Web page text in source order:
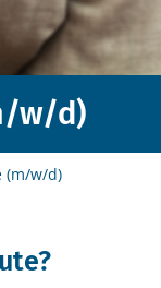
w/d)
(m/w/d)